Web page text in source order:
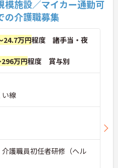
模施設／マイカー通勤可
の介護職募集
24.7万円程度 諸手当・夜
万円程度 賞与別
い線
護職員初任者研修（ヘル